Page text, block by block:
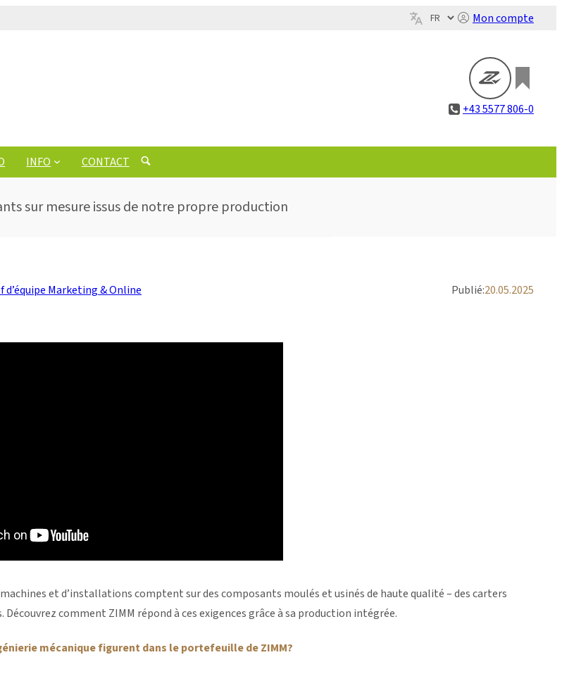
Mon compte
+43 5577 806-0
INFO CONTACT
sur mesure issus de notre propre production
d’équipe Marketing & Online Publié:20.05.2025
et d’installations comptent sur des composants moulés et usinés de haute qualité – des carters
Découvrez comment ZIMM répond à ces exigences grâce à sa production intégrée.
mécanique figurent dans le portefeuille de ZIMM?